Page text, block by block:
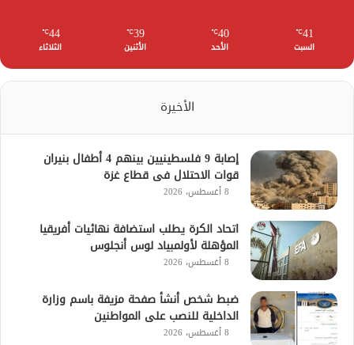
41
℃
السبت
40
℃
الأحد
39
℃
الأثنين
44
℃
الثلاثاء
الأخيرة
إصابة 9 فلسطينيين بينهم 4 أطفال بنيران
قوات الاحتلال فى قطاع غزة
8 أغسطس، 2026
اتحاد الكرة يطلب استضافة نهائيات أفريقيا
المؤهلة لأولمبياد لوس أنجلوس
8 أغسطس، 2026
ضبط شخص أنشأ صفحة مزيفة باسم وزارة
الداخلية للنصب على المواطنين
8 أغسطس، 2026